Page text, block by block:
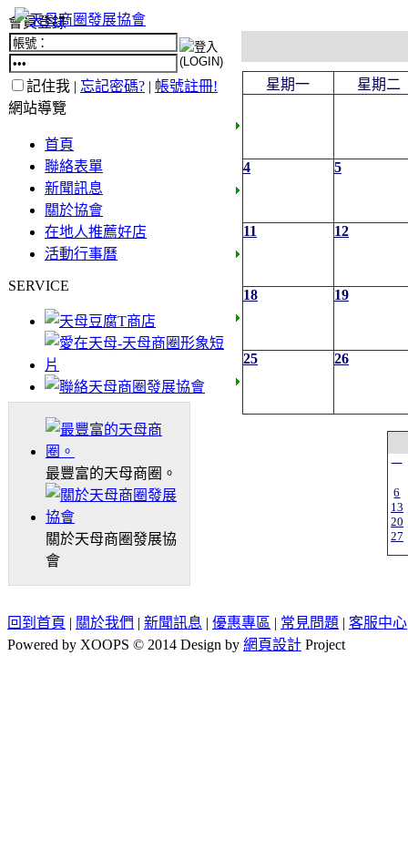
會員登錄
記住我 | 忘記密碼? | 帳號註冊!
網站導覽
首頁
聯絡表單
新聞訊息
關於協會
在地人推薦好店
活動行事曆
SERVICE
最豐富的天母商圈。
關於天母商圈發展協
會
星期一 星期二
4 5
11 12
18 19
25 26
一
6
13
20
27
回到首頁 | 關於我們 | 新聞訊息 | 優惠專區 | 常見問題 | 客服中心
Powered by XOOPS © 2014 Design by 網頁設計 Project